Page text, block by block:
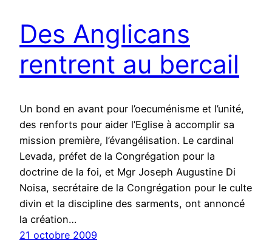
Des Anglicans
rentrent au bercail
Un bond en avant pour l’oecuménisme et l’unité,
des renforts pour aider l’Eglise à accomplir sa
mission première, l’évangélisation. Le cardinal
Levada, préfet de la Congrégation pour la
doctrine de la foi, et Mgr Joseph Augustine Di
Noisa, secrétaire de la Congrégation pour le culte
divin et la discipline des sarments, ont annoncé
la création…
21 octobre 2009